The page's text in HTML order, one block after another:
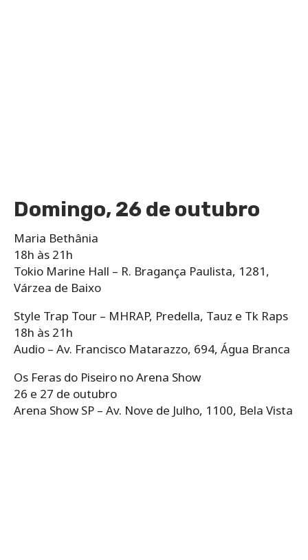
Domingo, 26 de outubro
Maria Bethânia
18h às 21h
Tokio Marine Hall – R. Bragança Paulista, 1281,
Várzea de Baixo
Style Trap Tour – MHRAP, Predella, Tauz e Tk Raps
18h às 21h
Audio – Av. Francisco Matarazzo, 694, Água Branca
Os Feras do Piseiro no Arena Show
26 e 27 de outubro
Arena Show SP – Av. Nove de Julho, 1100, Bela Vista